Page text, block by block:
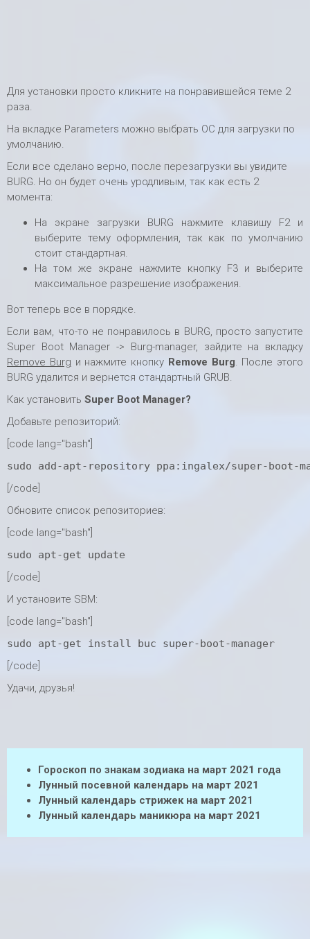
Для установки просто кликните на понравившейся теме 2
раза.
На вкладке Parameters можно выбрать ОС для загрузки по
умолчанию.
Если все сделано верно, после перезагрузки вы увидите
BURG. Но он будет очень уродливым, так как есть 2
момента:
На экране загрузки BURG нажмите клавишу F2 и
выберите тему оформления, так как по умолчанию
стоит стандартная.
На том же экране нажмите кнопку F3 и выберите
максимальное разрешение изображения.
Вот теперь все в порядке.
Если вам, что-то не понравилось в BURG, просто запустите
Super Boot Manager -> Burg-manager, зайдите на вкладку
Remove Burg и нажмите кнопку Remove Burg. После этого
BURG удалится и вернется стандартный GRUB.
Как установить Super Boot Manager?
Добавьте репозиторий:
[code lang="bash"]
sudo add-apt-repository ppa:ingalex/super-boot-
[/code]
Обновите список репозиториев:
[code lang="bash"]
sudo apt-get update
[/code]
И установите SBM:
[code lang="bash"]
sudo apt-get install buc super-boot-manager
[/code]
Удачи, друзья!
Гороскоп по знакам зодиака на март 2021 года
Лунный посевной календарь на март 2021
Лунный календарь стрижек на март 2021
Лунный календарь маникюра на март 2021